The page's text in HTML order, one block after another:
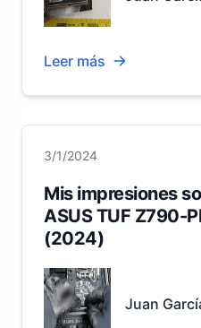
Leer más
3/1/2024
Mis impresiones
ASUS TUF Z790-
(2024)
Juan